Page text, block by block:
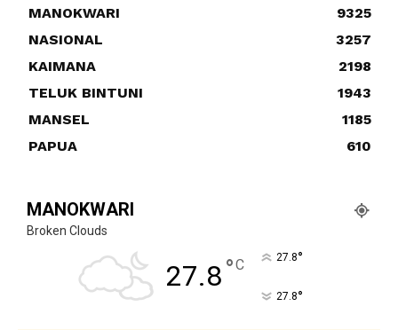
MANOKWARI
9325
NASIONAL
3257
KAIMANA
2198
TELUK BINTUNI
1943
MANSEL
1185
PAPUA
610
MANOKWARI
Broken Clouds
27.8°C 27.8°
27.8°